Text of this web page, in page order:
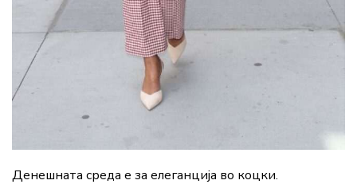
Денешната среда е за елеганција во коцки.